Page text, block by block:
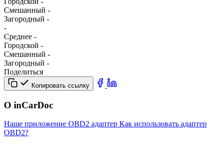
Смешанный -
Загородный -
-
Среднее -
Городской -
Смешанный -
Загородный -
Поделиться
Копировать ссылку
О inCarDoc
Наше приложение OBD2 адаптер Как использовать адаптер
OBD2?